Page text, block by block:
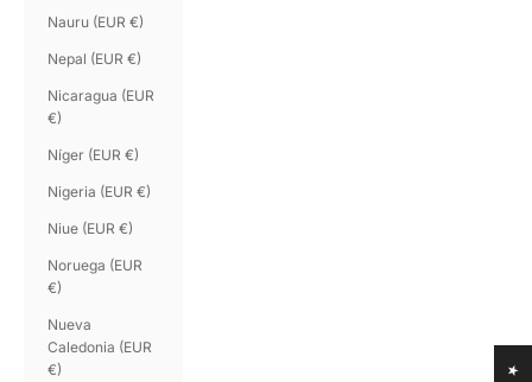
Nauru (EUR €)
Nepal (EUR €)
Nicaragua (EUR
€)
Níger (EUR €)
Nigeria (EUR €)
Niue (EUR €)
Noruega (EUR
€)
Nueva
Caledonia (EUR
€)